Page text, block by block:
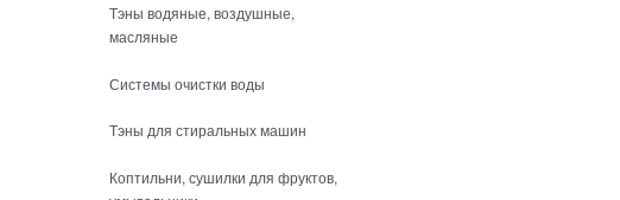
Тэны водяные, воздушные,
масляные
Системы очистки воды
Тэны для стиральных машин
Коптильни, сушилки для фруктов,